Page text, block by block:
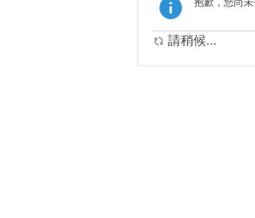
請稍候...